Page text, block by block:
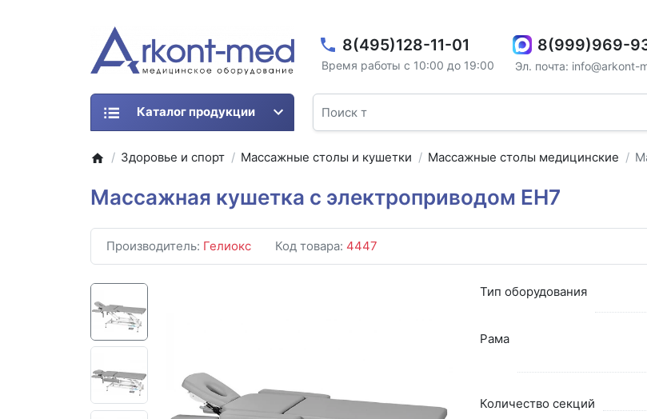
8(495)128-11-01
Время работы с 10:00 до 19:00
8(999)969-
Эл. почта: info@arkont-
Каталог продукции
Здоровье и спорт Массажные столы и кушетки Массажные столы медицинские
Массажная кушетка с электроприводом EH7
Производитель: Гелиокс Код товара: 4447
Тип оборудования
Рама
Количество секций